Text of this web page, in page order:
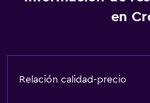
Zona de estar
Piso de mosaico/mármol
en
Relación calidad-precio